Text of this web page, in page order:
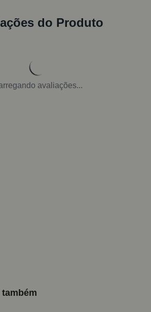
do Produto
avaliações...